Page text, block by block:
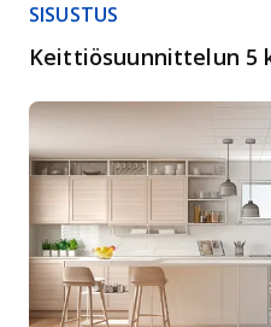
SISUSTUS
Keittiösuunnittelun 5